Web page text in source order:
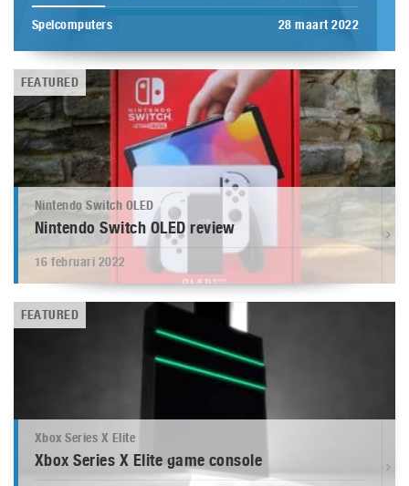
Spelcomputers 28 maart 2022
FEATURED
Nintendo Switch OLED
Nintendo Switch OLED review
16 februari 2022
FEATURED
Xbox Series X Elite
Xbox Series X Elite game console